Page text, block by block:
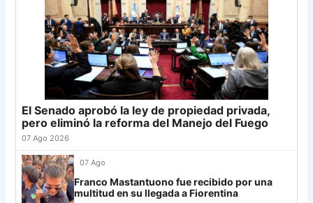
Palmeiras
Sporting Cristal
Grupo G
Mirassol
Lanús
Tigre 19
Defensa 19 -5 23
Banfield 19 -2 22
Sarmiento 19 -8 22
Atl. Tucumán 19 19
Newell's 19 -12 19
26 Central Córdoba 19 -12 19
27 Platense
28 Riestra
29 Aldosivi
30 Estudiantes RC 19 -21
El Senado aprobó la ley de propiedad privada,
pero eliminó la reforma del Manejo del Fuego
07 Ago 2026
07 Ago
Franco Mastantuono fue recibido por una
multitud en su llegada a Fiorentina